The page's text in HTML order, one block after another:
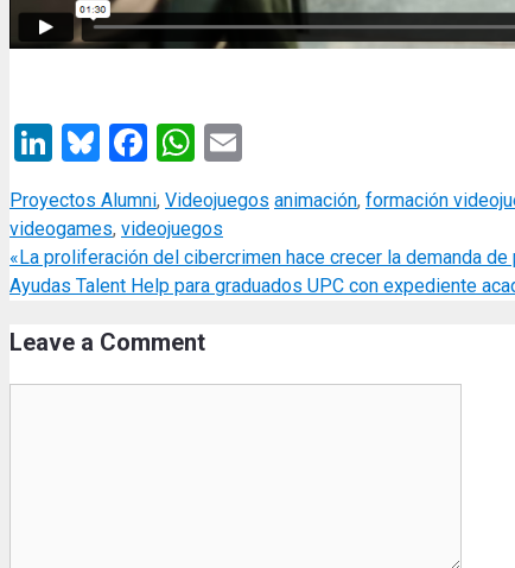
LinkedIn
Bluesky
Facebook
WhatsApp
Categories
Proyectos Alumni, Videojuegos Tags
animación, formación
videogames, videojuegos
«La proliferación del cibercrimen hace crecer la demanda
Ayudas Talent Help para graduados UPC con expediente
Leave a Comment